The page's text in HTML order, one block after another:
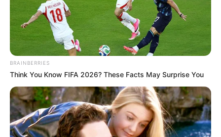
BRAINBERRIES
Think You Know FIFA 2026? These Facts May Surprise You